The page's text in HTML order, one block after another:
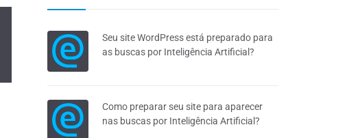
Seu site WordPress está preparado para
as buscas por Inteligência Artificial?
Como preparar seu site para aparecer
nas buscas por Inteligência Artificial?